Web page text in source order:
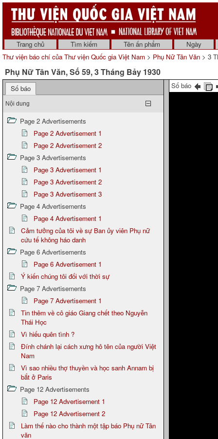
Trang chủ Tìm kiếm Tên ấn phẩm
Ngày
Thư viện báo chí của Thư viện Quốc gia Việt Nam > Phụ Nữ Tân Văn > 3
Phụ Nữ Tân Văn, Số 59, 3 Tháng Bảy 1930
Số báo
Nội dung
Page 2 Advertisements
Page 2 Advertisement 1
Page 2 Advertisement 2
Page 3 Advertisements
Page 3 Advertisement 1
Page 3 Advertisement 2
Page 3 Advertisement 3
Page 4 Advertisements
Page 4 Advertisement 1
Cảm tưởng của tôi về sự Ban ủy viên Phụ nữ
cứu tế không háo danh
Page 6 Advertisements
Page 6 Advertisement 1
Ý kiến chúng tôi đối với thời sự
Page 7 Advertisements
Page 7 Advertisement 1
Tin thêm về cô giáo Giang chết theo Nguyễn
Thái Học
Vì hiếu quên tình ?
Đính chánh lại cách xưng hô tên của người Việt
Nam
Vì sao nhiều thợ thuyền và học sanh Annam bị
bắt ở Paris
Page 12 Advertisements
Page 12 Advertisement 1
Page 12 Advertisement 2
Làm thế nào cho thành một tập báo Phụ nữ Tân
văn
Số báo